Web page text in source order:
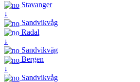
Stavanger
↓
Sandvikvåg
Radal
↓
Sandvikvåg
Bergen
↓
Sandvikvåg